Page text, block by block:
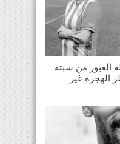
العبور من سبتة
الهجرة غير